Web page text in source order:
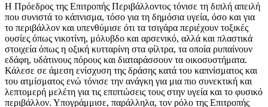
Η Πρόεδρος της Επιτροπής Περιβάλλοντος τόνισε τη διπλή απειλή
που συνιστά το κάπνισμα, τόσο για τη δημόσια υγεία, όσο και για
το περιβάλλον και υπενθύμισε ότι τα τσιγάρα περιέχουν τοξικές
ουσίες όπως νικοτίνη, μόλυβδο και αρσενικό, αλλά και πλαστικά
στοιχεία όπως η οξική κυτταρίνη στα φίλτρα, τα οποία ρυπαίνουν
εδάφη, υδάτινους πόρους και διαταράσσουν τα οικοσυστήματα.
Κάλεσε σε άμεση ενίσχυση της δράσης κατά του καπνίσματος και
του ατμίσματος ενώ τόνισε την ανάγκη για μια πιο συνεκτική και
λεπτομερή μελέτη για τις επιπτώσεις τους στην υγεία και το φυσικό
περιβάλλον. Υπογράμμισε, παράλληλα, τον ρόλο της Επιτροπής